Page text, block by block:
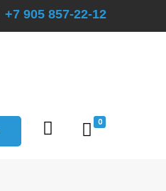
+7 905 857-22-12
0